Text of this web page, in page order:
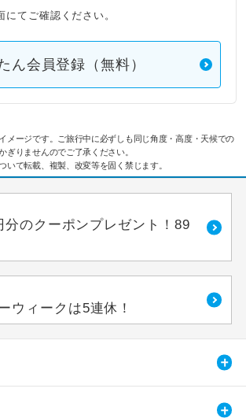
てご確認ください。
ん会員登録（無料）
メージです。ご旅行中に必ずしも同じ角度・高度・天候での
ぎりませんのでご了承ください。
て転載、複製、改変等を固く禁じます。
分のクーポンプレゼント！89
ウィークは5連休！